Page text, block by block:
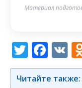
Материал
Twitter
Читайте также: